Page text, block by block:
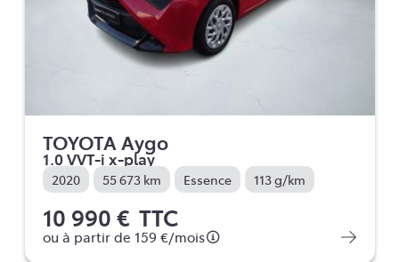
TOYOTA Aygo
1.0 VVT-i x-play
2020 55 673 km Essence 113 g/km
10 990 € TTC
ou à partir de 159 €/mois